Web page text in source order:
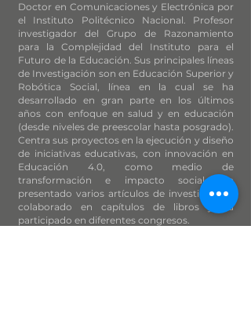
Doctor en Comunicaciones y Electrónica por
el Instituto Politécnico Nacional. Profesor
investigador del Grupo de Razonamiento
para la Complejidad del Instituto para el
Futuro de la Educación. Sus principales líneas
de Investigación son en Educación Superior y
Robótica Social, línea en la cual se ha
desarrollado en gran parte en los últimos
años con enfoque en salud y en educación
(desde niveles de preescolar hasta posgrado).
Centra sus proyectos en la ejecución y diseño
de iniciativas educativas, con innovación en
Educación 4.0, como medio de
transformación e impacto social. Ha
presentado varios artículos de investigación,
colaborado en capítulos de libros y ha
participado en diferentes congresos.